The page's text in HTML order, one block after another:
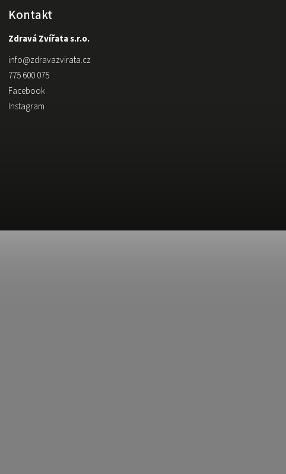
Kontakt
Zdravá Zvířata s.r.o.
info@zdravazvirata.cz
775 600 075
Facebook
Instagram